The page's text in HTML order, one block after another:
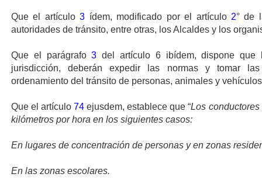
Que el artículo3 ídem, modificado por el artículo 2° de
autoridades de tránsito, entre otras, los Alcaldes y los
Que el parágrafo3 del artículo 6 ibídem, dispone que
jurisdicción, deberán expedir las normas y tomar
ordenamiento del tránsito de personas, animales y
Que el artículo74 ejusdem, establece que “Los
kilómetros por hora en los siguientes casos:
En lugares de concentración de personas y en zonas
En las zonas escolares.